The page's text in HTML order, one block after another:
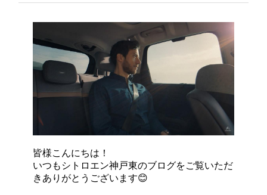
皆様こんにちは！
いつもシトロエン神戸東のブログをご覧いただ
きありがとうございます😊